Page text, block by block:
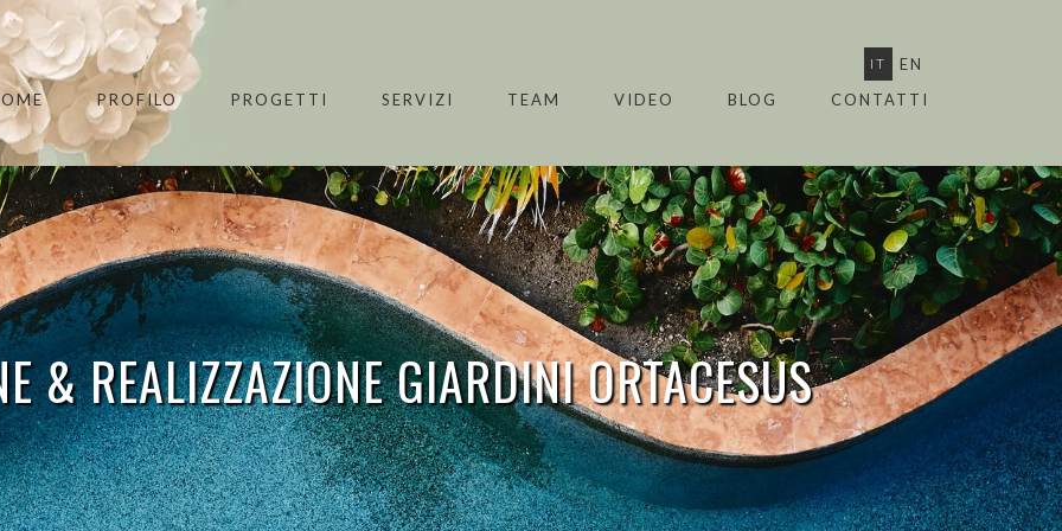
IT
EN
PROFILO PROGETTI SERVIZI TEAM VIDEO BLOG CONTATTI
& REALIZZAZIONE GIARDINIORTACESUS